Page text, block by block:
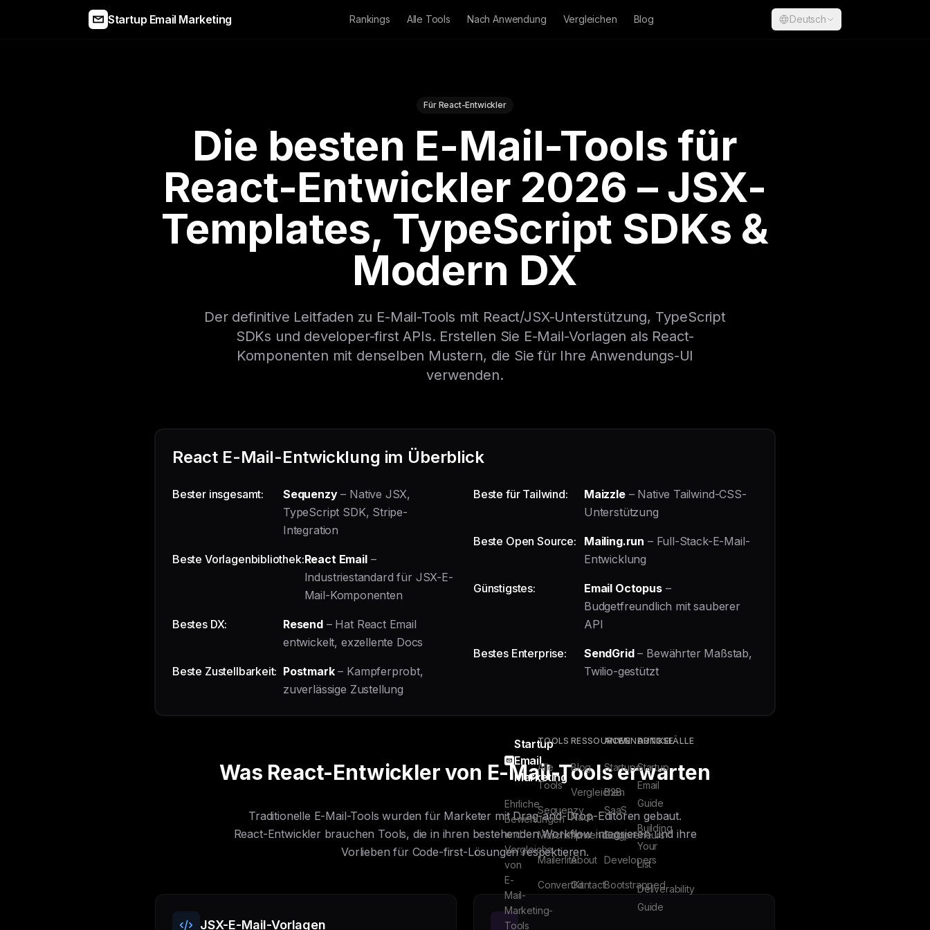
Startup Email Marketing Rankings Alle Tools Nach Anwendung Vergleichen Blog Deutsch
Für React-Entwickler
Die besten E-Mail-Tools für
React-Entwickler 2026 – JSX-
Templates, TypeScript SDKs &
Modern DX
Der definitive Leitfaden zu E-Mail-Tools mit React/JSX-Unterstützung, TypeScript
SDKs und developer-first APIs. Erstellen Sie E-Mail-Vorlagen als React-
Komponenten mit denselben Mustern, die Sie für Ihre Anwendungs-UI
verwenden.
React E-Mail-Entwicklung im Überblick
Bester insgesamt: Sequenzy– Native JSX,
TypeScript SDK, Stripe-
Integration
Beste Vorlagenbibliothek:React Email–
Industriestandard für JSX-E-
Mail-Komponenten
Bestes DX: Resend– Hat React Email
entwickelt, exzellente Docs
Beste Zustellbarkeit: Postmark– Kampferprobt,
zuverlässige Zustellung
Beste für Tailwind: Maizzle– Native Tailwind-CSS-
Unterstützung
Beste Open Source: Mailing.run – Full-Stack-E-Mail-
Entwicklung
Günstigstes: Email Octopus–
Budgetfreundlich mit sauberer
API
Bestes Enterprise: SendGrid– Bewährter Maßstab,
Twilio-gestützt
Was React-Entwickler von E-Mail-Tools erwarten
Traditionelle E-Mail-Tools wurden für Marketer mit Drag-and-Drop-Editoren gebaut.
React-Entwickler brauchen Tools, die in ihren bestehenden Workflow integrieren und ihre
Vorlieben für Code-first-Lösungen respektieren.
JSX-E-Mail-Vorlagen
Startup
Email
Marketing
Ehrliche
Bewertungen
und
Vergleiche
von
E-
Mail-
Marketing-
Tools
TOOLS
Alle
Tools
Sequenzy
Mailchimp
Mailerlite
ConvertKit
RESSOURCEN
Blog
Vergleichen
Nach
Anwendung
About
Contact
ANWENDUNGSFÄLLE
Startups
B2B
SaaS
Solopreneurs
Developers
Bootstrapped
ARTIKEL
Startup
Email
Guide
Building
Your
List
Deliverability
Guide